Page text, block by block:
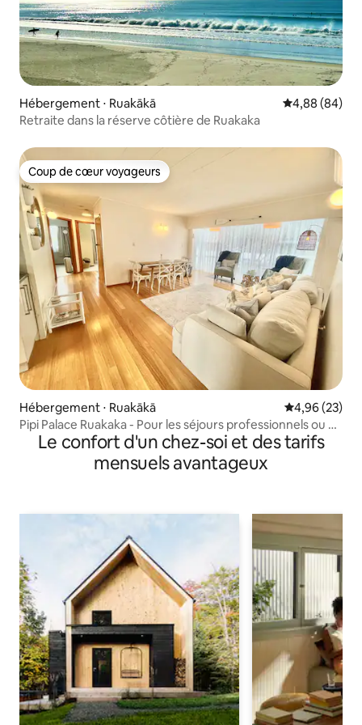
Hébergement ⋅ Ruakākā Évaluation
4,88 (84)
Retraite dans la réserve côtière de Ruakaka
Coup de cœur voyageurs
Coup de cœur voyageurs
Hébergement ⋅ Ruakākā Évaluation
4,96 (23)
Pipi Palace Ruakaka - Pour les séjours professionnels ou en
famille
Le confort d'un chez-soi et des tarifs
mensuels avantageux